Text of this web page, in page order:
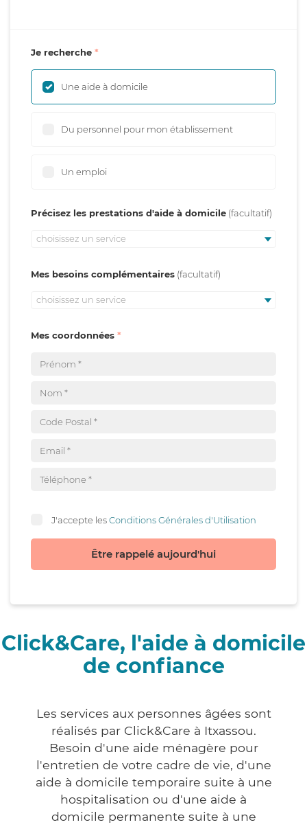
Je recherche
Une aide à domicile
Du personnel pour mon établissement
Un emploi
Précisez les prestations d'aide à domicile
choisissez un service
Mes besoins complémentaires
choisissez un service
Mes coordonnées
J'accepte lesConditions Générales d'Utilisation
Être rappelé aujourd'hui
Click&Care, l'aide à domicile
de confiance
Les services aux personnes âgées sont
réalisés par Click&Care à Itxassou.
Besoin d'une aide ménagère pour
l'entretien de votre cadre de vie, d'une
aide à domicile temporaire suite à une
hospitalisation ou d'une aide à
domicile permanente suite à une